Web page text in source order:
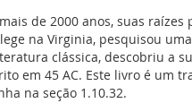
de 2000 anos, suas
na Virginia, pesquisou
clássica, descobriu a
em 45 AC. Este livro é um
na seção 1.10.32.